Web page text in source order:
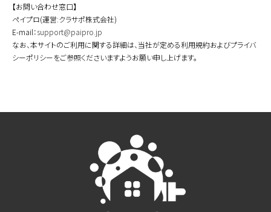
【お問い合わせ窓口】
ペイプロ(運営:クラサポ株式会社)
E-mail：support@paipro.jp
なお、本サイトのご利用に関する詳細は、当社が定める利用規約およびプライバ
シーポリシーをご参照くださいますようお願い申し上げます。